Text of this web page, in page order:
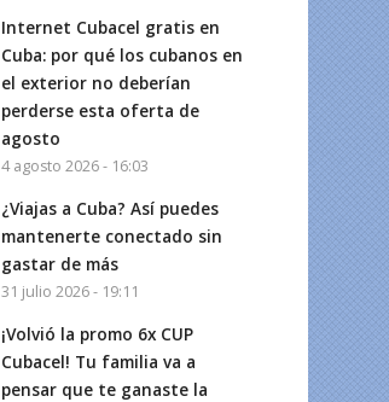
Internet Cubacel gratis en
Cuba: por qué los cubanos en
el exterior no deberían
perderse esta oferta de
agosto
4 agosto 2026 - 16:03
¿Viajas a Cuba? Así puedes
mantenerte conectado sin
gastar de más
31 julio 2026 - 19:11
¡Volvió la promo 6x CUP
Cubacel! Tu familia va a
pensar que te ganaste la